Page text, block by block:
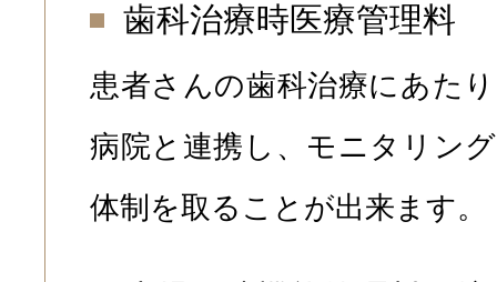
歯科治療時医療管理料
患者さんの歯科治療にあた
病院と連携し、モニタリン
体制を取ることが出来ます。